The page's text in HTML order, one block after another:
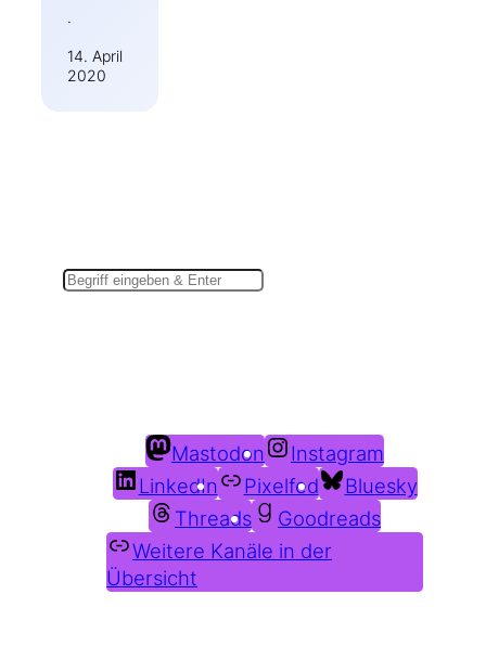
·
14. April
2020
Mastodon
Instagram
LinkedIn
Pixelfed
Bluesky
Threads
Goodreads
Weitere Kanäle in der
Übersicht